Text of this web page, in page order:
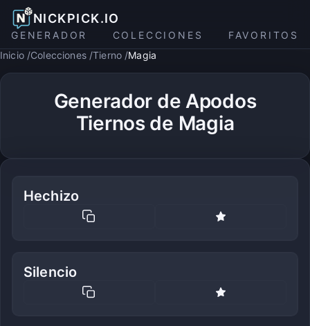
NICKPICK.IO
GENERADOR COLECCIONES
FAVORITOS
Inicio Colecciones Tierno Magia
Generador de Apodos
Tiernos de Magia
Hechizo
Silencio